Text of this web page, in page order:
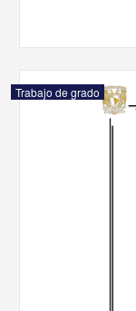
Trabajo de grado